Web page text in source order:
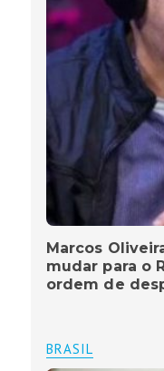
Marcos
mudar para o
ordem de
BRASIL